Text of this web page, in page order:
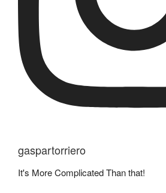
gaspartorriero
It's More Complicated Than that!